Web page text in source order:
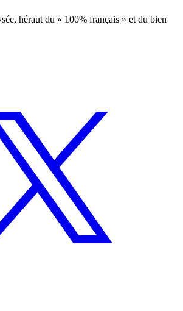
héraut du « 100% français » et du bien